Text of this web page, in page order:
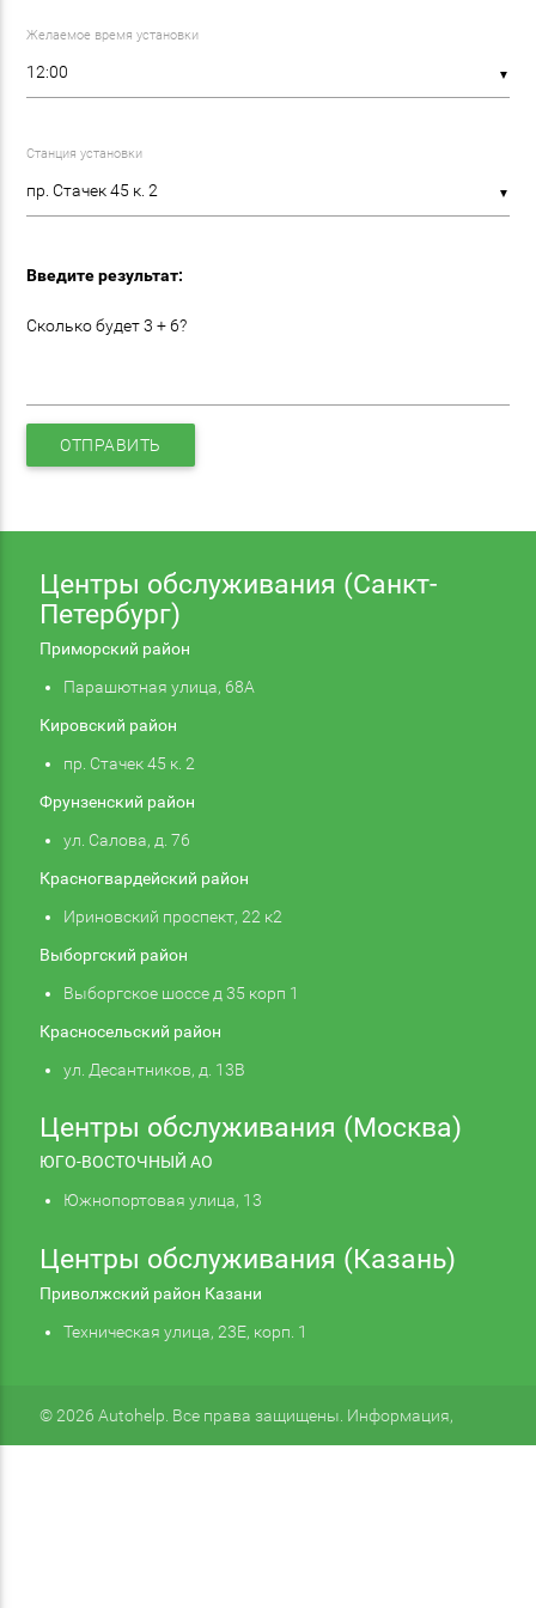
Желаемое время установки
▼
Станция установки
▼
Введите результат:
Сколько будет 3 + 6?
ОТПРАВИТЬ
Центры обслуживания (Санкт-
Петербург)
Приморский район
Парашютная улица, 68А
Кировский район
пр. Стачек 45 к. 2
Фрунзенский район
ул. Салова, д. 76
Красногвардейский район
Ириновский проспект, 22 к2
Выборгский район
Выборгское шоссе д 35 корп 1
Красносельский район
ул. Десантников, д. 13В
Центры обслуживания (Москва)
ЮГО-ВОСТОЧНЫЙ АО
Южнопортовая улица, 13
Центры обслуживания (Казань)
Приволжский район Казани
Техническая улица, 23Е, корп. 1
© 2026 Autohelp. Все права защищены. Информация,